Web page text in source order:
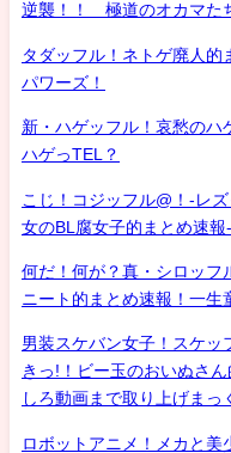
逆襲！！ 極道のオカマた
タダッフル！ネトゲ廃人
パワーズ！
新・ハゲッフル！哀愁のハ
ハゲっTEL？
こじ！コジッフル@！-レ
女のBL腐女子的まとめ速報-
何だ！何が？真・シロッ
ニート的まとめ速報！一生
男装スケバン女子！スケッ
きっ!！ビー玉のおいぬさ
しろ動画まで取り上げまっ
ロボットアニメ！メカと美